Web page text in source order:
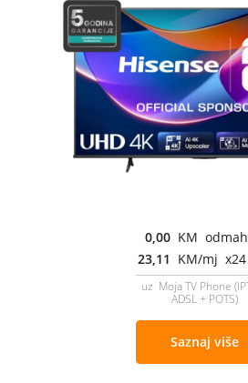
0,00 KM odmah
23,11 KM/mj x24
uz Moja TV Phone
ADSL + POTS)
Saznaj više